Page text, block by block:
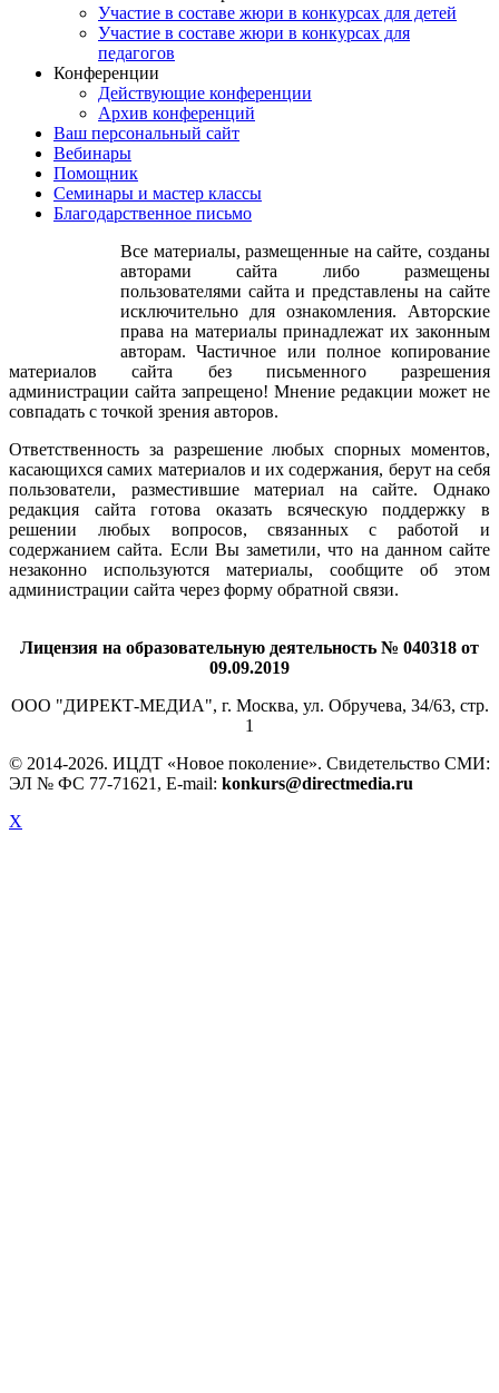
Участие в составе жюри в конкурсах для детей
Участие в составе жюри в конкурсах для
педагогов
Конференции
Действующие конференции
Архив конференций
Ваш персональный сайт
Вебинары
Помощник
Семинары и мастер классы
Благодарственное письмо
Все материалы, размещенные на сайте, созданы
авторами сайта либо размещены
пользователями сайта и представлены на сайте
исключительно для ознакомления. Авторские
права на материалы принадлежат их законным
авторам. Частичное или полное копирование
материалов сайта без письменного разрешения
администрации сайта запрещено! Мнение редакции может не
совпадать с точкой зрения авторов.
Ответственность за разрешение любых спорных моментов,
касающихся самих материалов и их содержания, берут на себя
пользователи, разместившие материал на сайте. Однако
редакция сайта готова оказать всяческую поддержку в
решении любых вопросов, связанных с работой и
содержанием сайта. Если Вы заметили, что на данном сайте
незаконно используются материалы, сообщите об этом
администрации сайта через форму обратной связи.
Лицензия на образовательную деятельность № 040318 от
09.09.2019
ООО "ДИРЕКТ-МЕДИА", г. Москва, ул. Обручева, 34/63, стр.
1
© 2014-2026. ИЦДТ «Новое поколение». Свидетельство СМИ:
ЭЛ № ФС 77-71621, E-mail: konkurs@directmedia.ru
X